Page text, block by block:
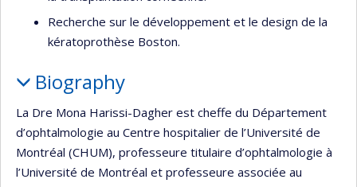
Recherche sur le développement et le design de la
kératoprothèse Boston.
Biography
La Dre Mona Harissi-Dagher est cheffe du Département
d’ophtalmologie au Centre hospitalier de l’Université de
Montréal (CHUM), professeure titulaire d’ophtalmologie à
l’Université de Montréal et professeure associée au